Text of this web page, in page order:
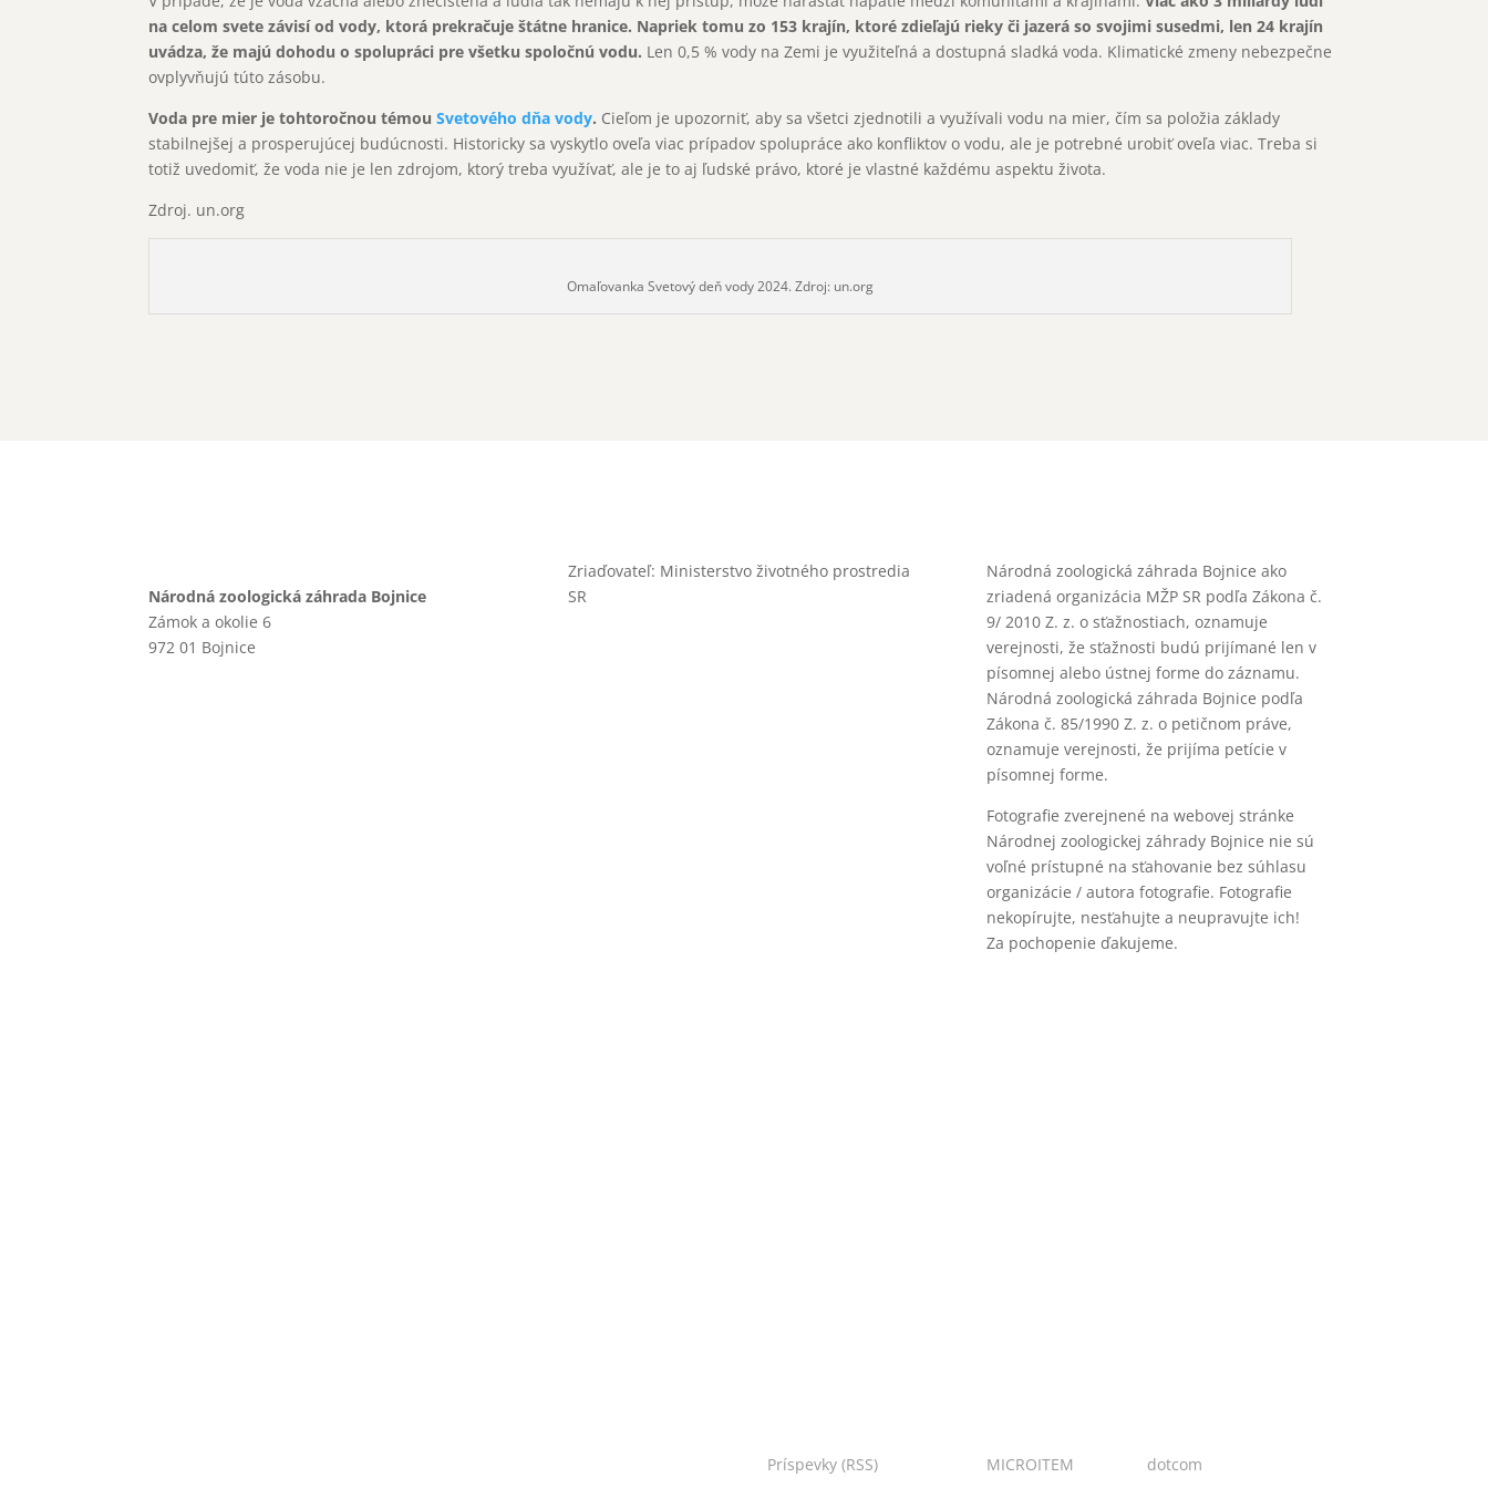
na celom svete závisí od vody, ktorá prekračuje štátne hranice. Napriek tomu zo 153 krajín, ktoré zdieľajú rieky či jazerá so svojimi susedmi, len 24 krajín
uvádza, že majú dohodu o spolupráci pre všetku spoločnú vodu. Len 0,5 % vody na Zemi je využiteľná a dostupná sladká voda. Klimatické zmeny nebezpečne
ovplyvňujú túto zásobu.
Voda pre mier je tohtoročnou témouSvetového dňa vody. Cieľom je upozorniť, aby sa všetci zjednotili a využívali vodu na mier, čím sa položia základy
stabilnejšej a prosperujúcej budúcnosti. Historicky sa vyskytlo oveľa viac prípadov spolupráce ako konfliktov o vodu, ale je potrebné urobiť oveľa viac. Treba si
totiž uvedomiť, že voda nie je len zdrojom, ktorý treba využívať, ale je to aj ľudské právo, ktoré je vlastné každému aspektu života.
Zdroj. un.org
Omaľovanka Svetový deň vody 2024. Zdroj: un.org
Národná zoologická záhrada Bojnice
Zámok a okolie 6
972 01 Bojnice
Zriaďovateľ: Ministerstvo životného prostredia
SR
Národná zoologická záhrada Bojnice ako
zriadená organizácia MŽP SR podľa Zákona č.
9/ 2010 Z. z. o sťažnostiach, oznamuje
verejnosti, že sťažnosti budú prijímané len v
písomnej alebo ústnej forme do záznamu.
Národná zoologická záhrada Bojnice podľa
Zákona č. 85/1990 Z. z. o petičnom práve,
oznamuje verejnosti, že prijíma petície v
písomnej forme.
Fotografie zverejnené na webovej stránke
Národnej zoologickej záhrady Bojnice nie sú
voľné prístupné na sťahovanie bez súhlasu
organizácie / autora fotografie. Fotografie
nekopírujte, nesťahujte a neupravujte ich!
Za pochopenie ďakujeme.
Príspevky (RSS) MICROITEM dotcom